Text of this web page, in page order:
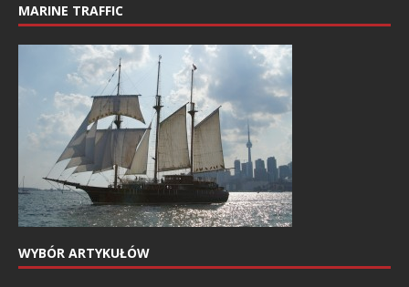
MARINE TRAFFIC
WYBÓR ARTYKUŁÓW